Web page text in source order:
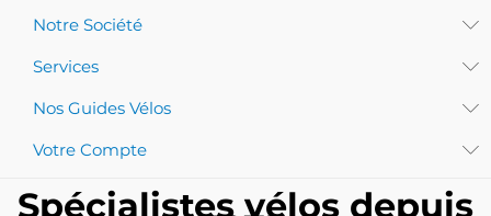
Notre Société
Services
Nos Guides Vélos
Votre Compte
Spécialistes vélos depuis